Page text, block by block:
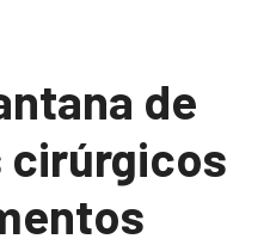
de
cirúrgicos